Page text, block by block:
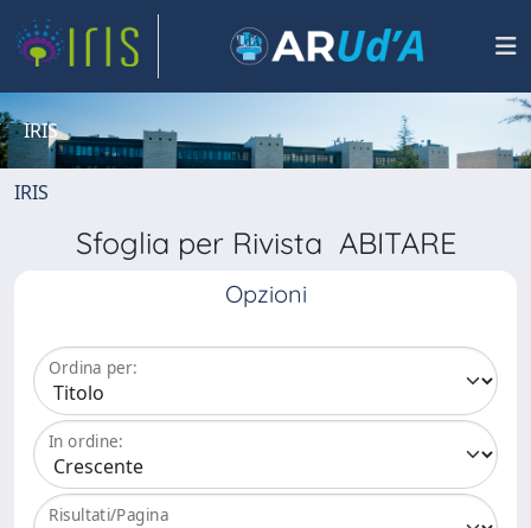
IRIS
IRIS
Sfoglia per Rivista ABITARE
Opzioni
Ordina per:
In ordine:
Risultati/Pagina